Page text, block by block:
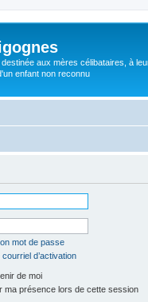
aux mères célibataires, à
enfant non reconnu
mot de passe
d’activation
de moi
ma présence lors de cette session